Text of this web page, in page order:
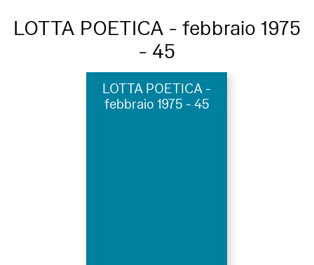
LOTTA POETICA - febbraio 1975
- 45
LOTTA POETICA -
febbraio 1975 - 45